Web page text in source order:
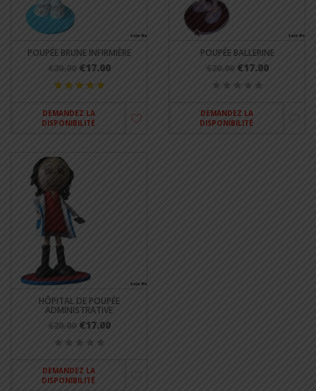
POUPÉE BRUNE INFIRMIÈRE
€20.00 €17.00
DEMANDEZ LA
DISPONIBILITÉ
POUPÉE BALLERINE
€20.00 €17.00
DEMANDEZ LA
DISPONIBILITÉ
HÔPITAL DE POUPÉE
ADMINISTRATIVE
€20.00 €17.00
DEMANDEZ LA
DISPONIBILITÉ